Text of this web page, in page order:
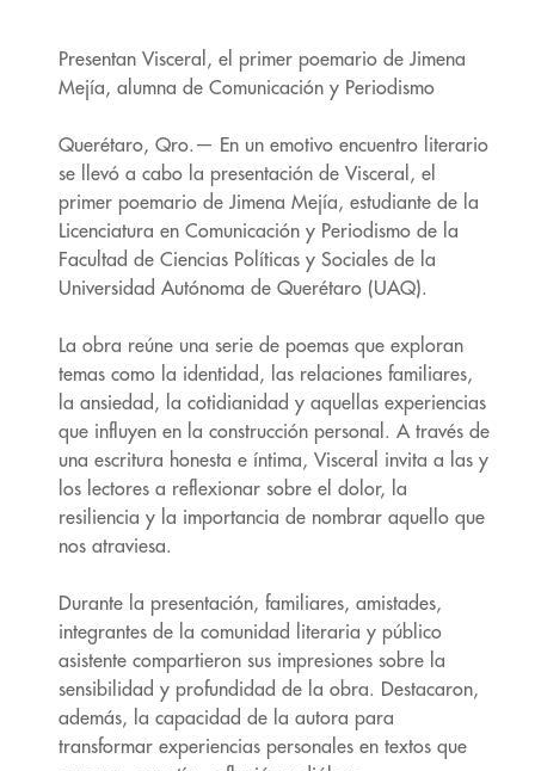
Presentan Visceral, el primer poemario de Jimena
Mejía, alumna de Comunicación y Periodismo
Querétaro, Qro.— En un emotivo encuentro literario
se llevó a cabo la presentación de Visceral, el
primer poemario de Jimena Mejía, estudiante de la
Licenciatura en Comunicación y Periodismo de la
Facultad de Ciencias Políticas y Sociales de la
Universidad Autónoma de Querétaro (UAQ).
La obra reúne una serie de poemas que exploran
temas como la identidad, las relaciones familiares,
la ansiedad, la cotidianidad y aquellas experiencias
que influyen en la construcción personal. A través de
una escritura honesta e íntima, Visceral invita a las y
los lectores a reflexionar sobre el dolor, la
resiliencia y la importancia de nombrar aquello que
nos atraviesa.
Durante la presentación, familiares, amistades,
integrantes de la comunidad literaria y público
asistente compartieron sus impresiones sobre la
sensibilidad y profundidad de la obra. Destacaron,
además, la capacidad de la autora para
transformar experiencias personales en textos que